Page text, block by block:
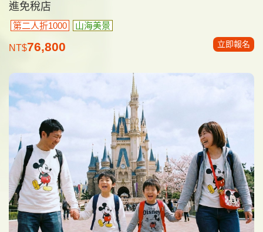
進免稅店
第二人折1000 山海美景
NT$76,800 立即報名